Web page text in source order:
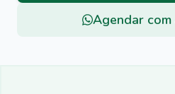
Agendar